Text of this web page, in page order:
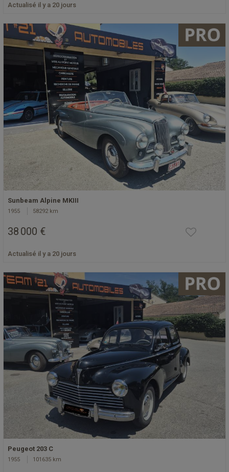
Actualisé il y a 20 jours
Sunbeam Alpine MKIII
1955 58292 km
38 000 €
Actualisé il y a 20 jours
Peugeot 203 C
1955 101635 km